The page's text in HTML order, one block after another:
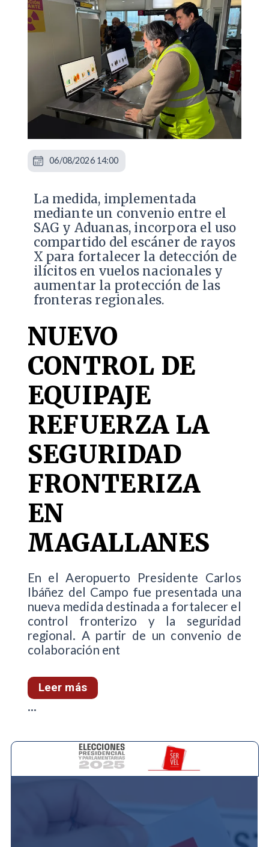
La medida, implementada
mediante un convenio entre el
SAG y Aduanas, incorpora el uso
compartido del escáner de rayos
X para fortalecer la detección de
ilícitos en vuelos nacionales y
aumentar la protección de las
fronteras regionales.
NUEVO
CONTROL DE
EQUIPAJE
REFUERZA LA
SEGURIDAD
FRONTERIZA
EN
MAGALLANES
En el Aeropuerto Presidente Carlos
Ibáñez del Campo fue presentada una
nueva medida destinada a fortalecer el
control fronterizo y la seguridad
regional. A partir de un convenio de
colaboración ent
Leer más
06/08/2026 14:00
...